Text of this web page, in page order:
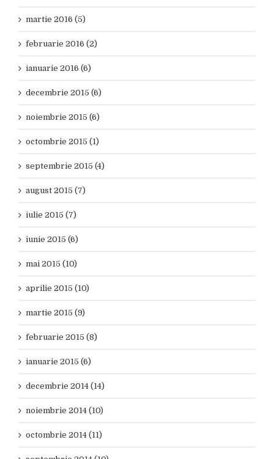
martie 2016 (5)
februarie 2016 (2)
ianuarie 2016 (6)
decembrie 2015 (6)
noiembrie 2015 (6)
octombrie 2015 (1)
septembrie 2015 (4)
august 2015 (7)
iulie 2015 (7)
iunie 2015 (6)
mai 2015 (10)
aprilie 2015 (10)
martie 2015 (9)
februarie 2015 (8)
ianuarie 2015 (6)
decembrie 2014 (14)
noiembrie 2014 (10)
octombrie 2014 (11)